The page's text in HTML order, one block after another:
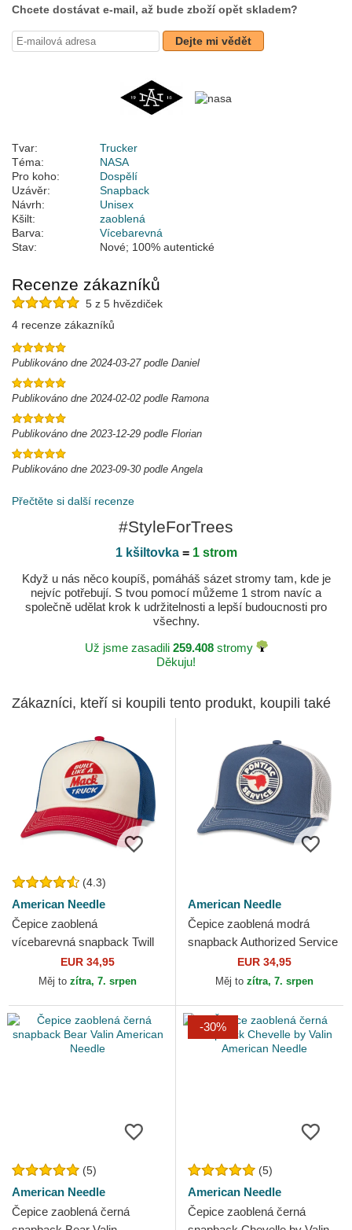
Chcete dostávat e-mail, až bude zboží opět skladem?
Dejte mi vědět
Tvar:
Trucker
Téma:
NASA
Pro koho:
Dospělí
Uzávěr:
Snapback
Návrh:
Unisex
Kšilt:
zaoblená
Barva:
Vícebarevná
Stav:
Nové; 100% autentické
Recenze zákazníků
5 z 5 hvězdiček
4 recenze zákazníků
Publikováno dne 2024-03-27 podle Daniel
Publikováno dne 2024-02-02 podle Ramona
Publikováno dne 2023-12-29 podle Florian
Publikováno dne 2023-09-30 podle Angela
Přečtěte si další recenze
#StyleForTrees
1 kšiltovka= 1 strom
Když u nás něco koupíš, pomáháš sázet stromy tam, kde je
nejvíc potřebují. S tvou pomocí můžeme 1 strom navíc a
společně udělat krok k udržitelnosti a lepší budoucnosti pro
všechny.
Už jsme zasadili 259.408stromy
Děkuju!
Zákazníci, kteří si koupili tento produkt, koupili také
(4.3)
American Needle
Čepice zaoblená
vícebarevná snapback Twill
Valin Patch American Needle
EUR 34,95
Měj to zítra, 7. srpen
American Needle
Čepice zaoblená modrá
snapback Authorized Service
Valin American Needle
EUR 34,95
Měj to zítra, 7. srpen
(5)
American Needle
Čepice zaoblená černá
-30%
(5)
American Needle
Čepice zaoblená černá